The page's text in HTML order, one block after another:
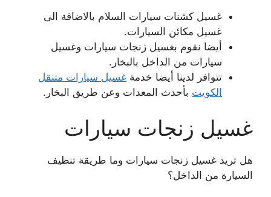
غسيل كشنات سيارات السلام بالاضافة الى
غسيل مكائن السيارات.
أيضا نقوم بغسيل زنجات سيارات وغسيل
سيارات من الداخل بالبخار.
تتوافر لدينا أيضا خدمة غسيل سيارات متنقل
الكويت بأحدث المعدات وعن طريق البخار.
غسيل زنجات سيارات
هل تريد غسيل زنجات سيارات وما طريقة تنظيف
السيارة من الداخل؟